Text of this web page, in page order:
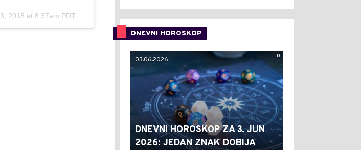
2018 at 8:37am PDT
DNEVNI HOROSKOP
0
03.06.2026.
DNEVNI HOROSKOP ZA 3. JUN
2026: JEDAN ZNAK DOBIJA